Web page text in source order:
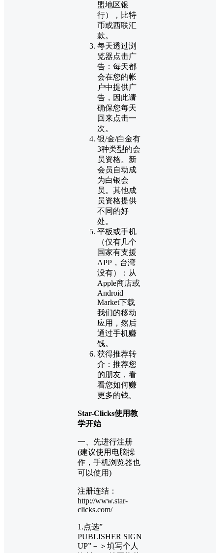
盟地区银
行），比特
币或西联汇
款。
每天透过浏
览器点击广
告：每天都
会在您的帐
户中提供广
告，因此请
确保您每天
回来点击一
次。
银/金/白金有
3种类型的会
员资格。新
会员自动成
为白银会
员。其他成
员资格提供
不同的好
处。
平板或手机
（仅有几个
国家有支援
APP，台湾
没有）：从
Apple商店或
Android
Market下载
我们的移动
应用，然后
通过手机赚
钱。
获得推荐转
介：推荐您
的朋友，看
看您如何赚
更多的钱。
Star-Clicks使用教
学开始
一、先进行注册
(建议使用电脑操
作，手机浏览器也
可以使用)
注册连结：
http://www.star-
clicks.com/
1.点选”
PUBLISHER SIGN
UP”－＞填写个人